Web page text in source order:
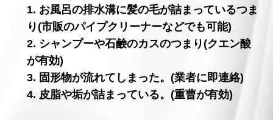
1. お風呂の排水溝に髪の毛が詰まっているつま
り(市販のパイプクリーナーなどでも可能)
2. シャンプーや石鹸のカスのつまり(クエン酸
が有効)
3. 固形物が流れてしまった。(業者に即連絡)
4. 皮脂や垢が詰まっている。(重曹が有効)